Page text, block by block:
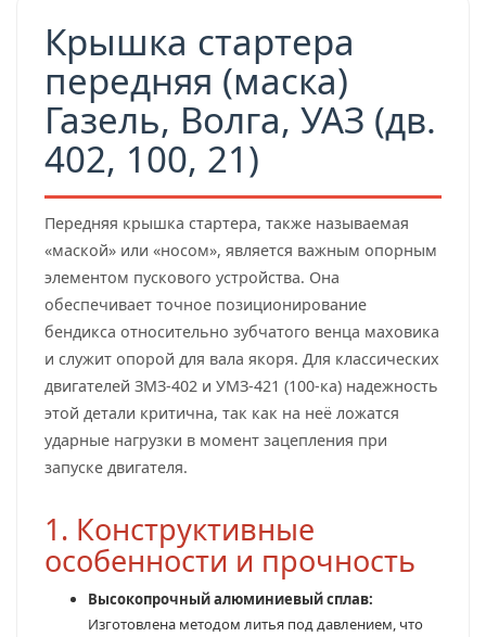
Крышка стартера
передняя (маска)
Газель, Волга, УАЗ (дв.
402, 100, 21)
Передняя крышка стартера, также называемая
«маской» или «носом», является важным опорным
элементом пускового устройства. Она
обеспечивает точное позиционирование
бендикса относительно зубчатого венца маховика
и служит опорой для вала якоря. Для классических
двигателей ЗМЗ-402 и УМЗ-421 (100-ка) надежность
этой детали критична, так как на неё ложатся
ударные нагрузки в момент зацепления при
запуске двигателя.
1. Конструктивные
особенности и прочность
Высокопрочный алюминиевый сплав:
Изготовлена методом литья под давлением, что